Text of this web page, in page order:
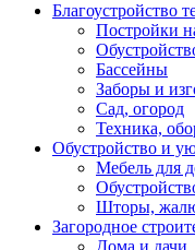
Благоустройство
Постройки
Бассейны
Заборы и
Сад, огород
Техника,
Обустройство и
Мебель для
Шторы,
Загородное
Дома и дачи